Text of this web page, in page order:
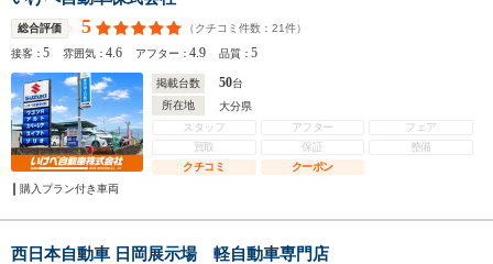
総合評価 5 （クチコミ件数： 21件）
接客：5 雰囲気：4.6 アフター：4.9 品質：5
掲載台数 50台
所在地
大分県
スタッフ
アフター
フェア
買取
保証
整備
クチコミ
クーポン
購入プラン付き車両
西日本自動車 日岡展示場 軽自動車専門店